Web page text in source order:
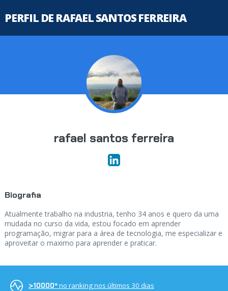
PERFIL DE RAFAEL SANTOS FERREIRA
rafael santos ferreira
Biografia
Atualmente trabalho na industria, tenho 34 anos e quero da uma
mudada no curso da vida, estou focado em aprender
programação, migrar para a área de tecnologia, me especializar e
aproveitar o maximo para aprender e praticar.
>10000ºno ranking nos últimos 30 dias